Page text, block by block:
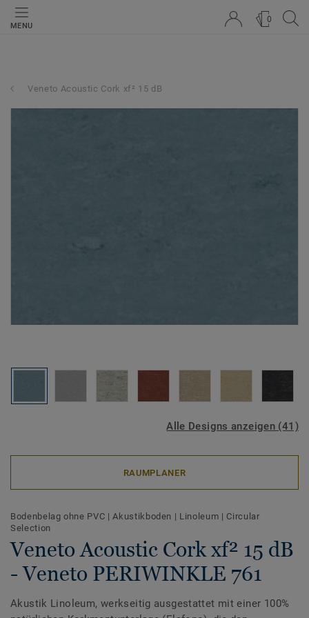
MENU
0
Veneto Acoustic Cork xf² 15 dB
Alle Designs anzeigen (41)
RAUMPLANER
Bodenbelag ohne PVC |Akustikboden | Linoleum | Circular
Selection
Veneto Acoustic Cork xf² 15 dB
- Veneto PERIWINKLE 761
Akustik Linoleum, werkseitig ausgestattet mit einer 100%